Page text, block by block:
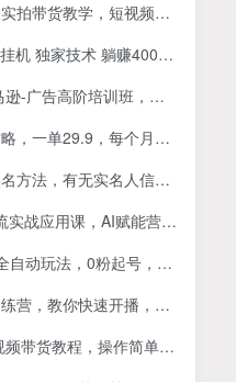
短视频实拍教学，最适合宝妈的带货项目
技术 躺赚400+ 全程无需人工值守
天10分钟，手把手教你成为广告实战高手（51节）
单29.9，每个月卖出1000单
名人信息的情况下都可以取消实名，自测
战应用课，AI赋能营养师
，小白可做，当天见收益，已测单日破5000
快速开播，新人小白快速落地实操
货教程，操作简单易上手